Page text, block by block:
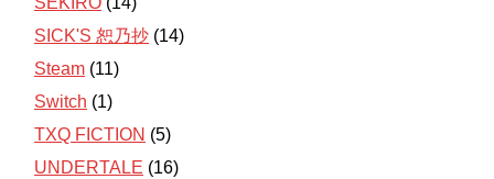
SICK'S 恕乃抄 (14)
Steam (11)
Switch (1)
TXQ FICTION (5)
UNDERTALE (16)